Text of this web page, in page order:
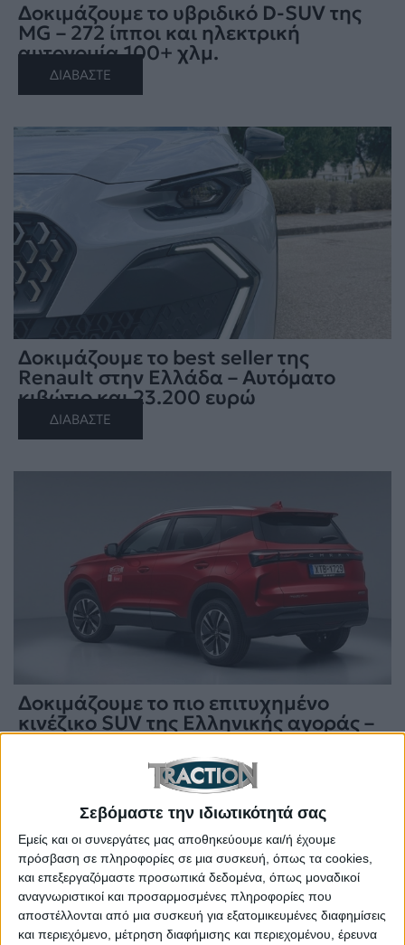
Σεβόμαστε την ιδιωτικότητά σας
Εμείς και οι συνεργάτες μας αποθηκεύουμε και/ή έχουμε
πρόσβαση σε πληροφορίες σε μια συσκευή, όπως τα cookies,
και επεξεργαζόμαστε προσωπικά δεδομένα, όπως μοναδικοί
αναγνωριστικοί και προσαρμοσμένες πληροφορίες που
αποστέλλονται από μια συσκευή για εξατομικευμένες διαφημίσεις
και περιεχόμενο, μέτρηση διαφήμισης και περιεχομένου, έρευνα
Δοκιμάζουμε το υβριδικό D-SUV της
MG – 272 ίπποι και ηλεκτρική
αυτονομία 100+ χλμ.
ΔΙΑΒΑΣΤΕ
Δοκιμάζουμε το best seller της
Renault στην Ελλάδα – Αυτόματο
κιβώτιο και 23.200 ευρώ
ΔΙΑΒΑΣΤΕ
Δοκιμάζουμε το πιο επιτυχημένο
κινέζικο SUV της Ελληνικής αγοράς –
204 PS από 22.990 ευρώ